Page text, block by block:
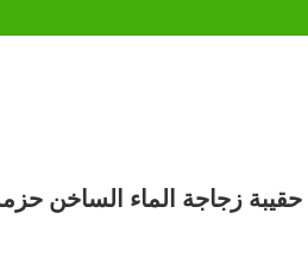
زجاجة الماء الساخن